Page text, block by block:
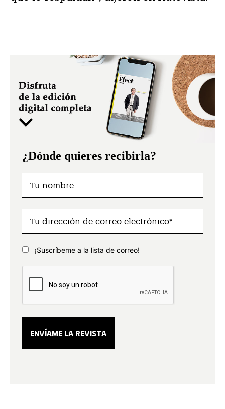
¿Dónde quieres recibirla?
¡Suscríbeme a la lista de correo!